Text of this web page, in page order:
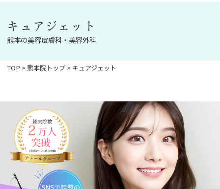
キュアジェット
熊本の美容皮膚科・美容外科
TOP >熊本院トップ > キュアジェット